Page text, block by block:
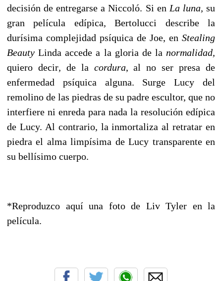
decisión de entregarse a Niccoló. Si en La luna,su
gran película edípica, Bertolucci describe la
durísima complejidad psíquica de Joe, en Stealing
Beauty Linda accede a la gloria de la normalidad,
quiero decir, de la cordura, al no ser presa de
enfermedad psíquica alguna. Surge Lucy del
remolino de las piedras de su padre escultor, que no
interfiere ni enreda para nada la resolución edípica
de Lucy. Al contrario, la inmortaliza al retratar en
piedra el alma limpísima de Lucy transparente en
su bellísimo cuerpo.
*Reproduzco aquí una foto de Liv Tyler en la
película.